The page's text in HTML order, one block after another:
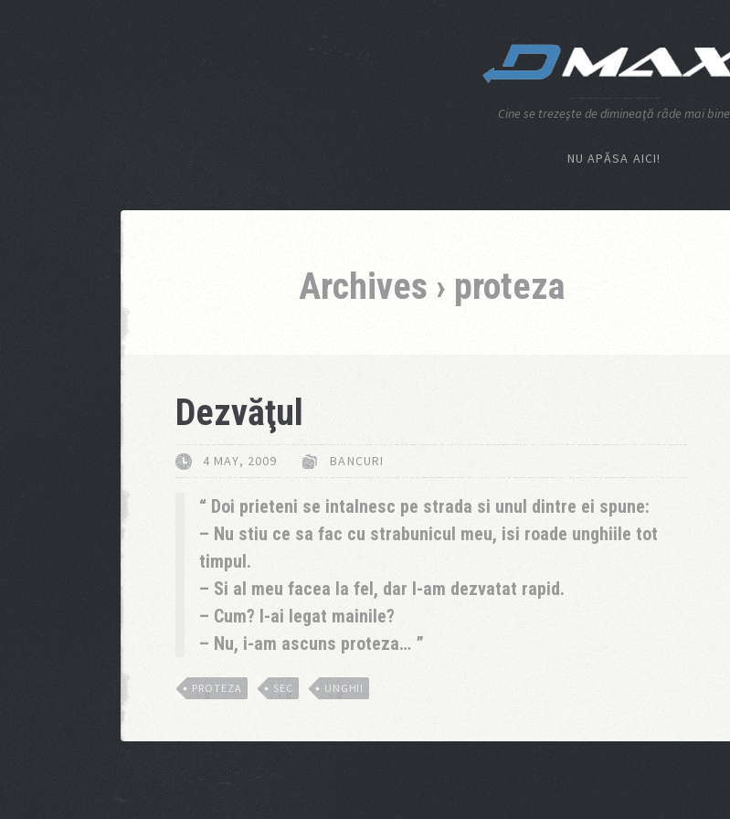
Cine se trezeşte de dimineaţă râde mai bine
NU APĂSA AICI!
Archives › proteza
Dezvăţul
4 MAY, 2009 BANCURI
Doi prieteni se intalnesc pe strada si unul dintre ei spune:
– Nu stiu ce sa fac cu strabunicul meu, isi roade unghiile tot
timpul.
– Si al meu facea la fel, dar l-am dezvatat rapid.
– Cum? I-ai legat mainile?
– Nu, i-am ascuns proteza…
PROTEZA SEC UNGHII